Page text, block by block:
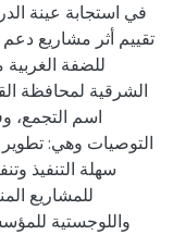
تقييم أثر مشاريع
للضفة
الشرقية لمحافظة
اسم التجمع،
التوصيات وهي: تطوير
سهلة التنفيذ
للمشاريع
واللوجستية